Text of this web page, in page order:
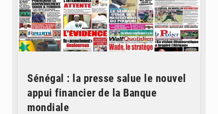
Sénégal : la presse salue le nouvel
appui financier de la Banque
mondiale